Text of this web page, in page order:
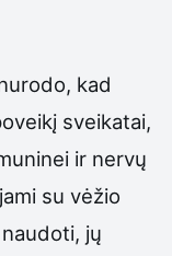
kad
sveikatai,
ir nervų
su vėžio
jų